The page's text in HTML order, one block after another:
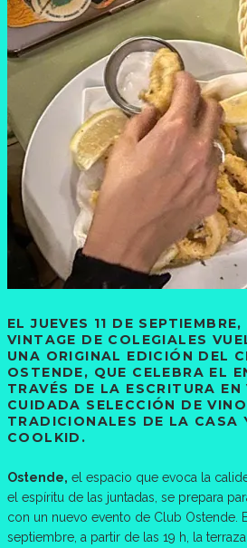
EL JUEVES 11 DE
VINTAGE DE COLEGIALES
UNA ORIGINAL EDICIÓN DEL
OSTENDE, QUE CELEBRA EL
TRAVÉS DE LA ESCRITURA
CUIDADA SELECCIÓN DE
TRADICIONALES DE LA CASA
COOLKID.
Ostende, el espacio que evoca la
el espíritu de las juntadas, se prepara
con un nuevo evento de Club Ostende.
septiembre, a partir de las 19 h, la